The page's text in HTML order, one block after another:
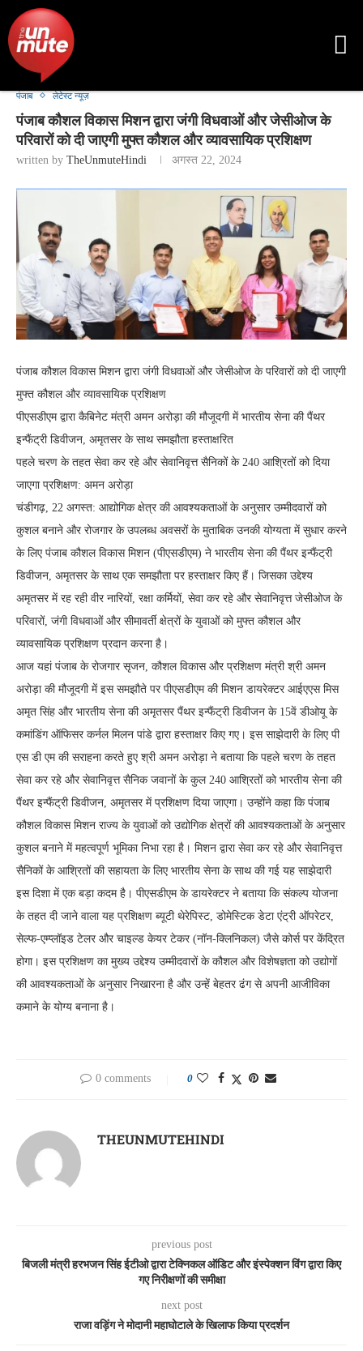
पंजाब लेटेस्ट न्यूज़
पंजाब कौशल विकास मिशन द्वारा जंगी विधवाओं और जेसीओज के
परिवारों को दी जाएगी मुफ्त कौशल और व्यावसायिक प्रशिक्षण
written by TheUnmuteHindi अगस्त 22, 2024
पंजाब कौशल विकास मिशन द्वारा जंगी विधवाओं और जेसीओज के परिवारों को दी जाएगी
मुफ्त कौशल और व्यावसायिक प्रशिक्षण
पीएसडीएम द्वारा कैबिनेट मंत्री अमन अरोड़ा की मौजूदगी में भारतीय सेना की पैंथर
इन्फैंट्री डिवीजन, अमृतसर के साथ समझौता हस्ताक्षरित
पहले चरण के तहत सेवा कर रहे और सेवानिवृत्त सैनिकों के 240 आश्रितों को दिया
जाएगा प्रशिक्षण: अमन अरोड़ा
चंडीगढ़, 22 अगस्त: आद्योगिक क्षेत्र की आवश्यकताओं के अनुसार उम्मीदवारों को
कुशल बनाने और रोजगार के उपलब्ध अवसरों के मुताबिक उनकी योग्यता में सुधार करने
के लिए पंजाब कौशल विकास मिशन (पीएसडीएम) ने भारतीय सेना की पैंथर इन्फैंट्री
डिवीजन, अमृतसर के साथ एक समझौता पर हस्ताक्षर किए हैं। जिसका उद्देश्य
अमृतसर में रह रही वीर नारियों, रक्षा कर्मियों, सेवा कर रहे और सेवानिवृत्त जेसीओज के
परिवारों, जंगी विधवाओं और सीमावर्ती क्षेत्रों के युवाओं को मुफ्त कौशल और
व्यावसायिक प्रशिक्षण प्रदान करना है।
आज यहां पंजाब के रोजगार सृजन, कौशल विकास और प्रशिक्षण मंत्री श्री अमन
अरोड़ा की मौजूदगी में इस समझौते पर पीएसडीएम की मिशन डायरेक्टर आईएएस मिस
अमृत सिंह और भारतीय सेना की अमृतसर पैंथर इन्फैंट्री डिवीजन के 15वें डीओयू के
कमांडिंग ऑफिसर कर्नल मिलन पांडे द्वारा हस्ताक्षर किए गए। इस साझेदारी के लिए पी
एस डी एम की सराहना करते हुए श्री अमन अरोड़ा ने बताया कि पहले चरण के तहत
सेवा कर रहे और सेवानिवृत्त सैनिक जवानों के कुल 240 आश्रितों को भारतीय सेना की
पैंथर इन्फैंट्री डिवीजन, अमृतसर में प्रशिक्षण दिया जाएगा। उन्होंने कहा कि पंजाब
कौशल विकास मिशन राज्य के युवाओं को उद्योगिक क्षेत्रों की आवश्यकताओं के अनुसार
कुशल बनाने में महत्वपूर्ण भूमिका निभा रहा है। मिशन द्वारा सेवा कर रहे और सेवानिवृत्त
सैनिकों के आश्रितों की सहायता के लिए भारतीय सेना के साथ की गई यह साझेदारी
इस दिशा में एक बड़ा कदम है। पीएसडीएम के डायरेक्टर ने बताया कि संकल्प योजना
के तहत दी जाने वाला यह प्रशिक्षण ब्यूटी थेरेपिस्ट, डोमेस्टिक डेटा एंट्री ऑपरेटर,
सेल्फ-एम्प्लॉइड टेलर और चाइल्ड केयर टेकर (नॉन-क्लिनिकल) जैसे कोर्स पर केंद्रित
होगा। इस प्रशिक्षण का मुख्य उद्देश्य उम्मीदवारों के कौशल और विशेषज्ञता को उद्योगों
की आवश्यकताओं के अनुसार निखारना है और उन्हें बेहतर ढंग से अपनी आजीविका
कमाने के योग्य बनाना है।
0 comments 0
THEUNMUTEHINDI
previous post
बिजली मंत्री हरभजन सिंह ईटीओ द्वारा टेक्निकल ऑडिट और इंस्पेक्शन विंग द्वारा किए
गए निरीक्षणों की समीक्षा
next post
राजा वड़िंग ने मोदानी महाघोटाले के खिलाफ किया प्रदर्शन